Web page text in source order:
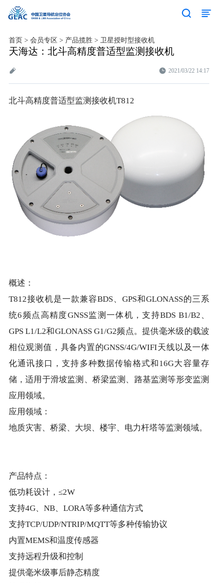
首页 > 会员专区 > 产品揽胜> 卫星授时型接收机
天海达：北斗高精度普适型监测接收机
2021/03/22 14:17
北斗高精度普适型监测接收机T812
概述：
T812接收机是一款兼容BDS、GPS和GLONASS的三系
统6频点高精度GNSS监测一体机，支持BDS B1/B2、
GPS L1/L2和GLONASS G1/G2频点。提供毫米级的载波
相位观测值，具备内置的GNSS/4G/WIFI天线以及一体
化通讯接口，支持多种数据传输格式和16G大容量存
储，适用于滑坡监测、桥梁监测、路基监测等形变监测
应用领域。
应用领域：
地质灾害、桥梁、大坝、楼宇、电力杆塔等监测领域。
产品特点：
低功耗设计，≤2W
支持4G、NB、LORA等多种通信方式
支持TCP/UDP/NTRIP/MQTT等多种传输协议
内置MEMS和温度传感器
支持远程升级和控制
提供毫米级事后静态精度